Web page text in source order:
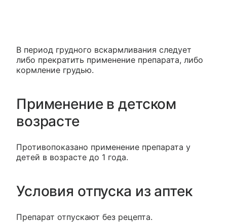
В период грудного вскармливания следует
либо прекратить применение препарата, либо
кормление грудью.
Применение в детском
возрасте
Противопоказано применение препарата у
детей в возрасте до 1 года.
Условия отпуска из аптек
Препарат отпускают без рецепта.